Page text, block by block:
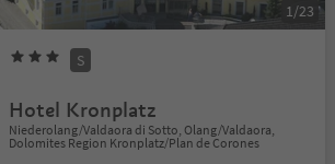
1/23
S
Hotel Kronplatz
Niederolang/Valdaora di Sotto, Olang/Valdaora,
Dolomites Region Kronplatz/Plan de Corones